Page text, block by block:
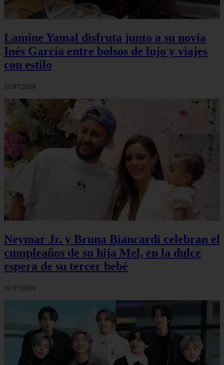
Lamine Yamal disfruta junto a su novia
Inés García entre bolsos de lujo y viajes
con estilo
31/07/2026
Neymar Jr. y Bruna Biancardi celebran el
cumpleaños de su hija Mel, en la dulce
espera de su tercer bebé
31/07/2026